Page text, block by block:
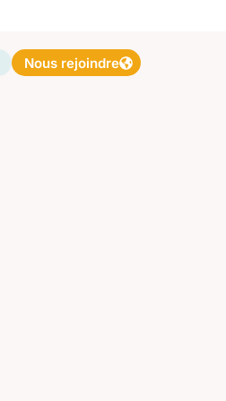
Nous rejoindre